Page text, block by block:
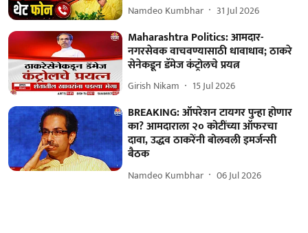
Namdeo Kumbhar 31 Jul 2026
Maharashtra Politics: आमदार-
नगरसेवक वाचवण्यासाठी धावाधाव; ठाकरे
सेनेकडून डॅमेज कंट्रोलचे प्रयत्न
Girish Nikam 15 Jul 2026
BREAKING: ऑपरेशन टायगर पुन्हा होणार
का? आमदाराला २० कोटींच्या ऑफरचा
दावा, उद्धव ठाकरेंनी बोलवली इमर्जन्सी
बैठक
Namdeo Kumbhar 06 Jul 2026